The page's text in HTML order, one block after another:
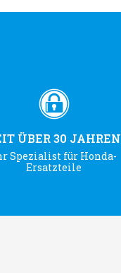
ÜBER 30 JAHREN
Spezialist für Honda-
Ersatzteile